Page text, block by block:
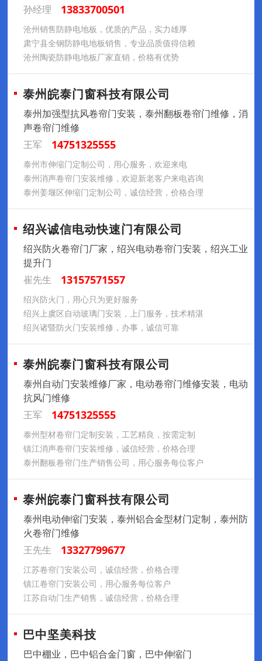
孙经理
13833700501
沧州销售防静电地板，优质的产品，实力雄厚
肃宁县全钢防静电地板销售，专业品质值得信赖
沧州陶瓷防静电地板厂家直销，价格有优势
泰州皖泰门窗科技有限公司
泰州加强型抗风卷帘门安装，泰州翻板卷帘门维修，消
声卷帘门维修
王军
14751325555
泰州市伸缩门定制公司，用心服务，欢迎来电
泰州消声卷帘门安装维修，欢迎新老客户来电咨询
泰州姜堰区伸缩门定制公司，诚信经营，价格合理
绍兴诚信电动快速门有限公司
绍兴防火卷帘门厂家，绍兴电动卷帘门安装，绍兴工业
提升门
崔先生
13157571557
绍兴防火门，用心只为更好服务
绍兴上虞区自动玻璃门安装，上门服务，技术精湛
绍兴诸暨防火门安装维修，办事，诚信可靠
泰州皖泰门窗科技有限公司
泰州自动门安装维修厂家，电动卷帘门维修安装，电动
抗风门维修
王军
14751325555
泰州型材卷帘门定制安装，工艺精良，按需定制
镇江消声卷帘门安装维修，诚信经营，价格合理
泰州翻板卷帘门生产销售公司，用心服务每位客户
泰州皖泰门窗科技有限公司
泰州电动伸缩门安装，泰州铝合金型材门定制，泰州防
火卷帘门维修
王先生
13327799677
江苏卷帘门安装公司，诚信经营，价格合理
镇江卷帘门安装公司，用心服务每位客户
江苏自动门生产销售，诚信经营，价格合理
巴中坚美科技
巴中棚业，巴中铝合金门窗，巴中伸缩门